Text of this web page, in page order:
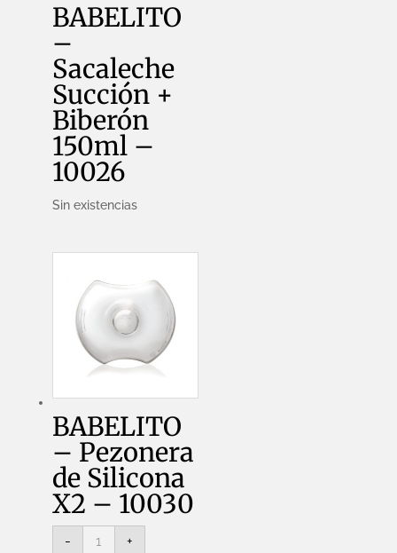
BABELITO
–
Sacaleche
Succión +
Biberón
150ml –
10026
Sin existencias
BABELITO
– Pezonera
de Silicona
X2 – 10030
-
BABELITO
+